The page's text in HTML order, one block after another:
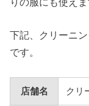
下記、クリーニ
です。
店舗名 クリ